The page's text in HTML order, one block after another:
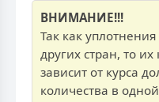
ВНИМАНИЕ!!!
Так как
других стран, то
зависит от курса
количества в